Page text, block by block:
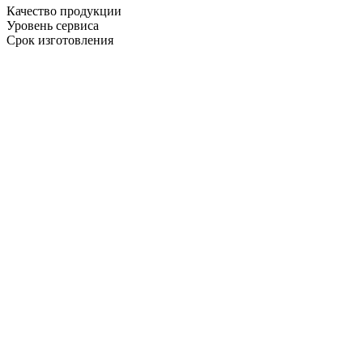
Качество продукции
Уровень сервиса
Срок изготовления